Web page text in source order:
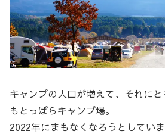
キャンプの人口が増えて、それに
もとっぱらキャンプ場。
2022年にまもなくなろうとしてい